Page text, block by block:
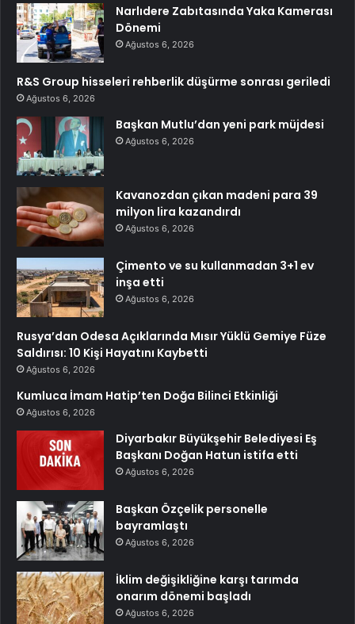
Narlıdere Zabıtasında Yaka Kamerası
Dönemi
Ağustos 6, 2026
R&S Group hisseleri rehberlik düşürme sonrası geriledi
Ağustos 6, 2026
Başkan Mutlu’dan yeni park müjdesi
Ağustos 6, 2026
Kavanozdan çıkan madeni para 39
milyon lira kazandırdı
Ağustos 6, 2026
Çimento ve su kullanmadan 3+1 ev
inşa etti
Ağustos 6, 2026
Rusya’dan Odesa Açıklarında Mısır Yüklü Gemiye Füze
Saldırısı: 10 Kişi Hayatını Kaybetti
Ağustos 6, 2026
Kumluca İmam Hatip’ten Doğa Bilinci Etkinliği
Ağustos 6, 2026
Diyarbakır Büyükşehir Belediyesi Eş
Başkanı Doğan Hatun istifa etti
Ağustos 6, 2026
Başkan Özçelik personelle
bayramlaştı
Ağustos 6, 2026
İklim değişikliğine karşı tarımda
onarım dönemi başladı
Ağustos 6, 2026